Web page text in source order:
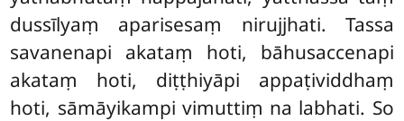
dussīlyaṃ aparisesaṃ nirujjhati. Tassa
savanenapi akataṃ hoti, bāhusaccenapi
akataṃ hoti, diṭṭhiyāpi appaṭividdhaṃ
hoti, sāmāyikampi vimuttiṃ na labhati. So